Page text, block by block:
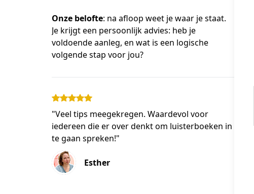
Onze belofte: na afloop weet je waar je staat.
Je krijgt een persoonlijk advies: heb je
voldoende aanleg, en wat is een logische
volgende stap voor jou?
"Veel tips meegekregen. Waardevol voor
iedereen die er over denkt om luisterboeken in
te gaan spreken!"
Esther